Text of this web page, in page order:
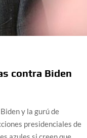
contra Biden
y la gurú de
presidenciales de